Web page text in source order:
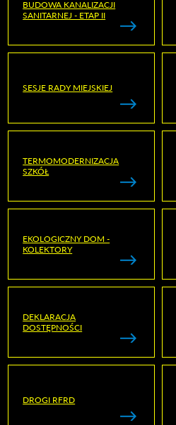
BUDOWA KANALIZACJI
SANITARNEJ - ETAP II
SESJE RADY MIEJSKIEJ
TERMOMODERNIZACJA
SZKÓŁ
EKOLOGICZNY DOM -
KOLEKTORY
DEKLARACJA
DOSTĘPNOŚCI
DROGI RFRD